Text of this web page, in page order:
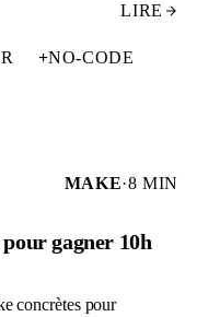
LIRE
+NO-CODE
MAKE·8 MIN
gagner 10h
concrètes pour